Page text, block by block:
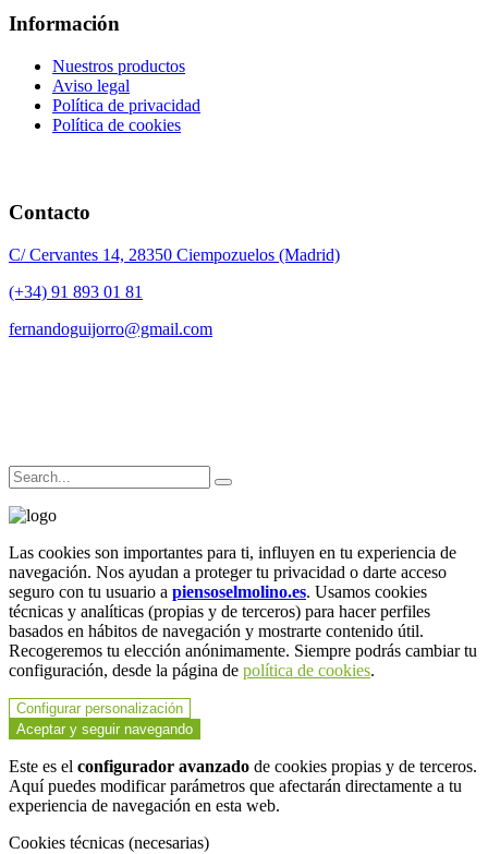
Información
Nuestros productos
Aviso legal
Política de privacidad
Política de cookies
Contacto
C/ Cervantes 14, 28350 Ciempozuelos (Madrid)
(+34) 91 893 01 81
fernandoguijorro@gmail.com
Las cookies son importantes para ti, influyen en tu experiencia de
navegación. Nos ayudan a proteger tu privacidad o darte acceso
seguro con tu usuario a piensoselmolino.es. Usamos cookies
técnicas y analíticas (propias y de terceros) para hacer perfiles
basados en hábitos de navegación y mostrarte contenido útil.
Recogeremos tu elección anónimamente. Siempre podrás cambiar tu
configuración, desde la página de política de cookies.
Configurar personalización
Aceptar y seguir navegando
Este es el configurador avanzado de cookies propias y de terceros.
Aquí puedes modificar parámetros que afectarán directamente a tu
experiencia de navegación en esta web.
Cookies técnicas (necesarias)